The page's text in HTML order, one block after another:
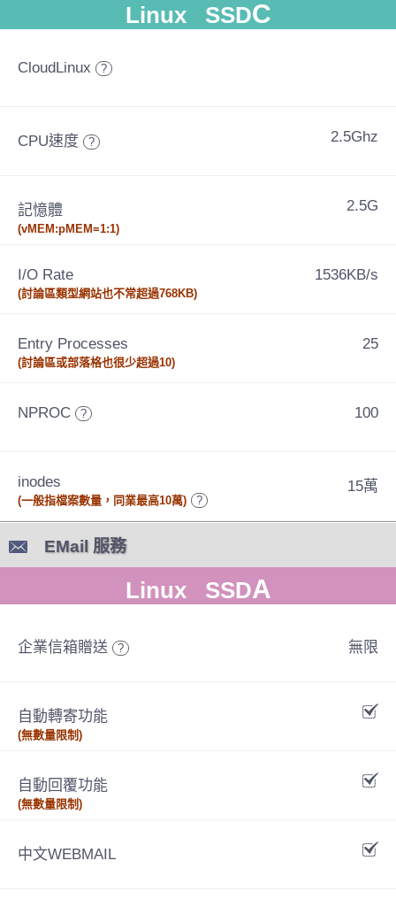
Linux SSDC
CloudLinux ?
CPU速度 ? 2.5Ghz
記憶體
(vMEM:pMEM=1:1)
2.5G
I/O Rate
(討論區類型網站也不常超過768KB)
1536KB/s
Entry Processes
(討論區或部落格也很少超過10)
25
NPROC ? 100
inodes
(一般指檔案數量，同業最高10萬) ?
15萬
EMail 服務
Linux SSDA
企業信箱贈送 ? 無限
自動轉寄功能
(無數量限制)
自動回覆功能
(無數量限制)
中文WEBMAIL